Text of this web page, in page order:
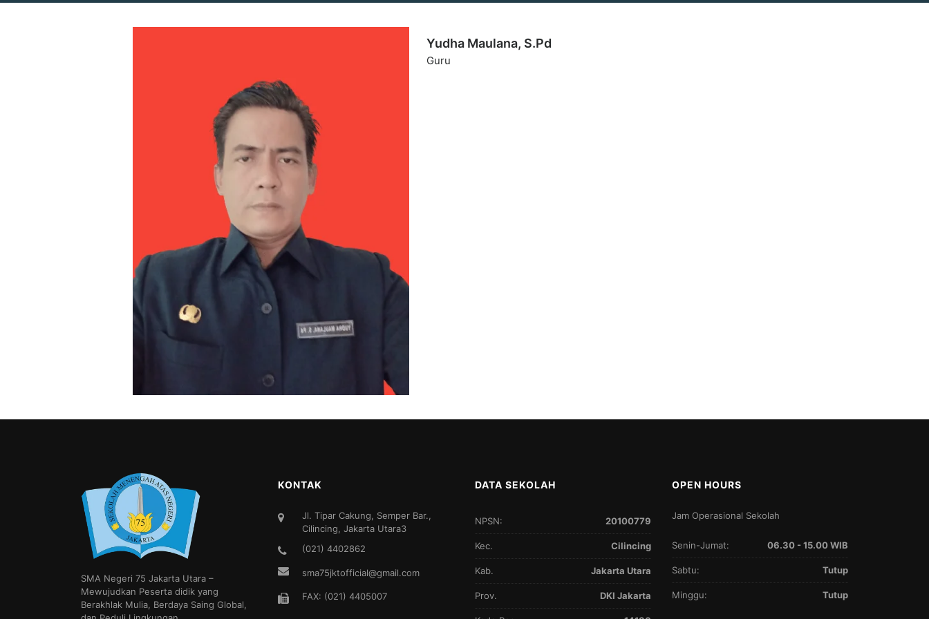
Yudha Maulana, S.Pd
Guru
SMA Negeri 75 Jakarta Utara –
Mewujudkan Peserta didik yang
Berakhlak Mulia, Berdaya Saing Global,
KONTAK
Jl. Tipar Cakung, Semper Bar.,
Cilincing, Jakarta Utara3
(021) 4402862
sma75jktofficial@gmail.com
FAX: (021) 4405007
DATA SEKOLAH
NPSN: 20100779
Kec. Cilincing
Kab. Jakarta Utara
Prov. DKI Jakarta
OPEN HOURS
Jam Operasional Sekolah
Senin-Jumat: 06.30 - 15.00 WIB
Sabtu: Tutup
Minggu: Tutup